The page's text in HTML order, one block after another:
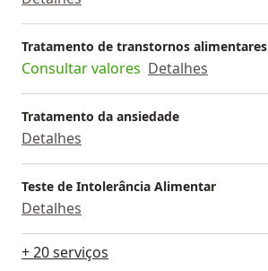
Tratamento de transtornos alimentares
Consultar valores Detalhes
Tratamento da ansiedade
Detalhes
Teste de Intolerância Alimentar
Detalhes
+ 20 serviços